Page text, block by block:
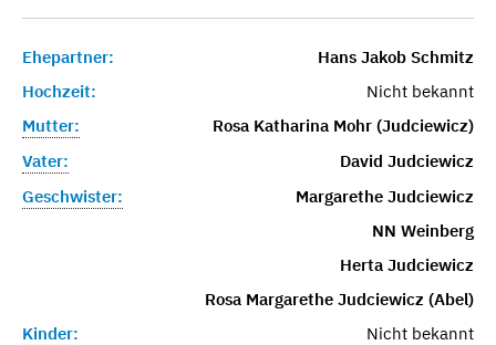
Ehepartner:
Hans Jakob Schmitz
Hochzeit:
Nicht bekannt
Mutter:
Rosa Katharina Mohr (Judciewicz)
Vater:
David Judciewicz
Geschwister:
Margarethe Judciewicz
NN Weinberg
Herta Judciewicz
Rosa Margarethe Judciewicz (Abel)
Kinder:
Nicht bekannt